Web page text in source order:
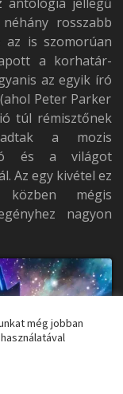
rosszabb
az is szomorúan
a korhatár-
az egyik író
Peter Parker
túl rémisztőnek
a mozis
és a világot
Az egy kivétel ez
mégis
nagyon
még jobban